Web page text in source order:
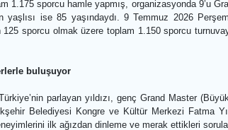
ses getiren turnuvada, bu yıl çıta daha
düzenlenen açık satranç turnuvaları
toplam 1.175 sporcu hamle yapmış,
7, en yaşlısı ise 85 yaşındaydı. 9
ülkeden 125 sporcu olmak üzere toplam